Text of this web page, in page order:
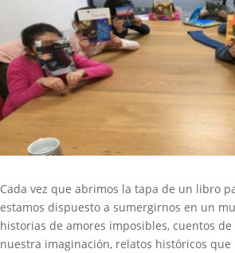
Cada vez que abrimos la tapa de un libro
estamos dispuesto a sumergirnos en un
historias de amores imposibles, cuentos
nuestra imaginación, relatos históricos que